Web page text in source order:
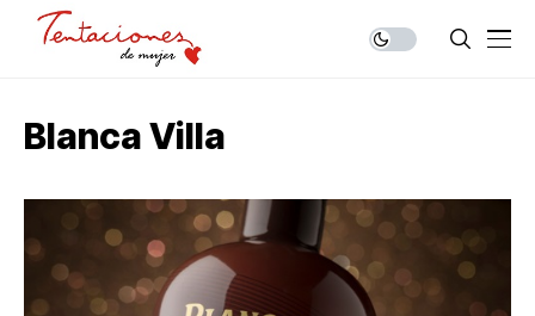
Blanca Villa